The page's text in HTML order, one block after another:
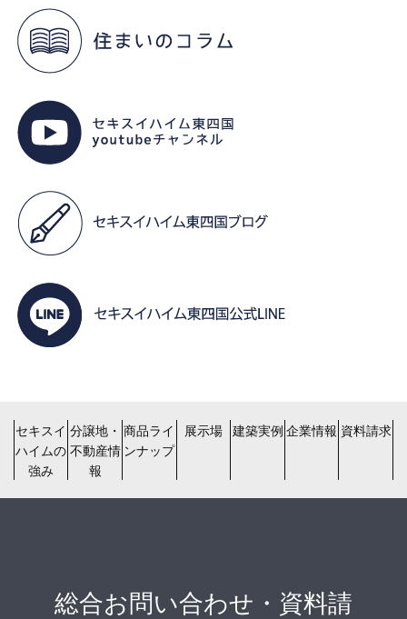
セキスイ
ハイムの
強み
分譲地・
不動産情
報
商品ライ
ンナップ
展示場 建築実例 企業情報 資料請求
総合お問い合わせ・資料請